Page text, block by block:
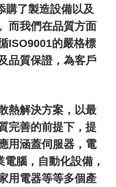
購了製造設備以及
而我們在品質方面
ISO9001的嚴格標
品質保證，為客戶
熱解決方案，以最
完善的前提下，提
用涵蓋伺服器，電
腦，自動化設備，
用電器等等多個產